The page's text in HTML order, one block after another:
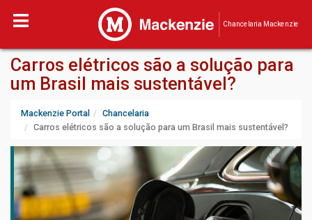
Chancelaria Mackenzie
Carros elétricos são a solução para
um Brasil mais sustentável?
Mackenzie Portal
Chancelaria
Carros elétricos são a solução para um Brasil mais sustentável?